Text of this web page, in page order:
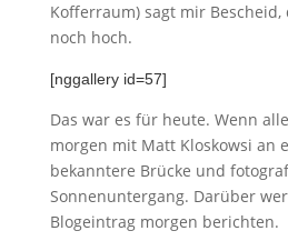
Kofferraum) sagt mir
noch hoch.
[nggallery id=57]
Das war es für heute. Wenn
morgen mit Matt Kloskowsi an
bekanntere Brücke und
Sonnenuntergang. Darüber
Blogeintrag morgen berichten.